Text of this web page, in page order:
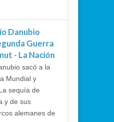
Danubio
Guerra
- La Nación
sacó a la
Mundial y
sequía de
y de sus
alemanes de